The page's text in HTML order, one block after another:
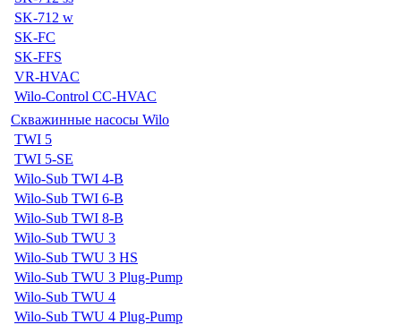
SK-712 w
SK-FC
SK-FFS
VR-HVAC
Wilo-Control CC-HVAC
Скважинные насосы Wilo
TWI 5
TWI 5-SE
Wilo-Sub TWI 4-B
Wilo-Sub TWI 6-B
Wilo-Sub TWI 8-B
Wilo-Sub TWU 3
Wilo-Sub TWU 3 HS
Wilo-Sub TWU 3 Plug-Pump
Wilo-Sub TWU 4
Wilo-Sub TWU 4 Plug-Pump